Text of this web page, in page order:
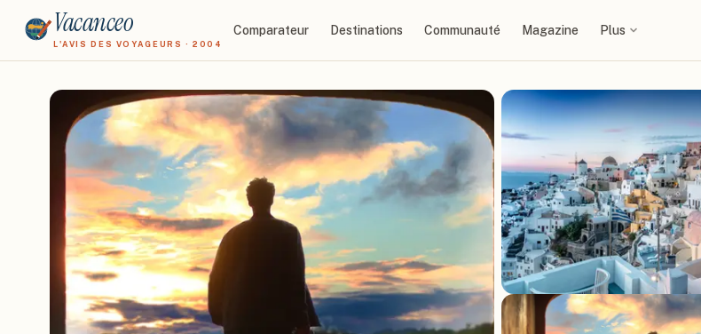
Vacanceo
L'AVIS DES VOYAGEURS · 2004
Comparateur Destinations Communauté Magazine Plus